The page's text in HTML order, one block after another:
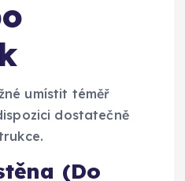
umístit téměř
dostatečně
(Do